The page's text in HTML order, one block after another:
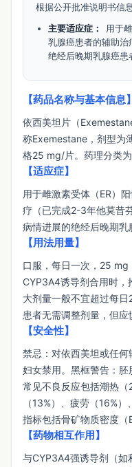
根据公开批准说明书信
主要适应症：
用于
乳腺癌患者的辅助治
绝经后晚期乳腺癌患
【药品名称与基本信息】
依西美坦片（
称Exemestane，剂型为
格25 mg/片。药理分类
【适应症】
用于雌激素受体（ER）
疗（已完成2-3年他莫昔
病情进展的绝经后晚期乳
【用法用量】
口服，每日一次，25 mg
CYP3A4诱导剂合用时
大剂量一般不宜超过每
患者无需调整剂量，但应
【安全性】
禁忌：对依西美坦或任
妇女禁用。黑框警告：胚
常见不良反应包括潮热（
（13%）、疲劳（16%
指标包括骨矿物质密度（
【药物相互作用】
与CYP3A4强诱导剂（如